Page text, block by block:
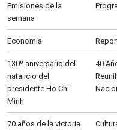
Emisiones de la
semana
Economía
130º aniversario del
natalicio del
presidente Ho Chi
Minh
40
70 años de la victoria